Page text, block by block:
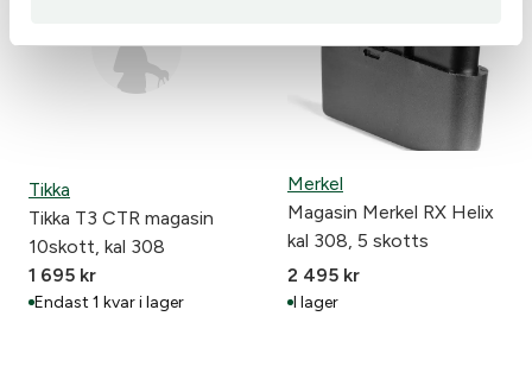
Tikka
Tikka T3 CTR magasin
10skott, kal 308
1 695 kr
Endast 1 kvar i lager
Merkel
Magasin Merkel RX Helix
kal 308, 5 skotts
2 495 kr
I lager